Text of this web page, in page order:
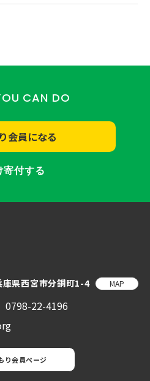
CAN DO
会員になる
寄付する
庫県西宮市分銅町1-4 MAP
0798-22-4196
り会員ページ